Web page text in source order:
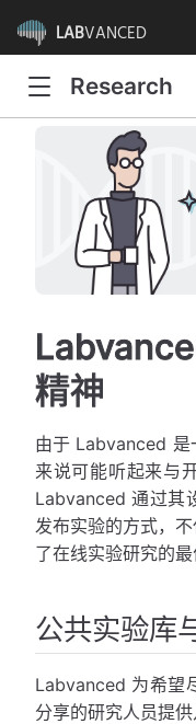
LABVANCED
Research
精神
由于 Labvanced 是
来说可能听起来与
Labvanced 通过其
发布实验的方式，
了在线实验研究的最
公共实验库
Labvanced 为希望
分享的研究人员提